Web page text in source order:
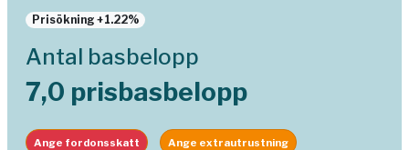
Prisökning +1.22%
Antal basbelopp
7,0 prisbasbelopp
Ange fordonsskatt Ange extrautrustning